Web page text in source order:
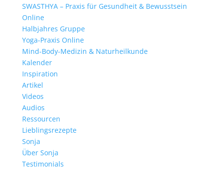
SWASTHYA – Praxis für Gesundheit & Bewusstsein
Online
Halbjahres Gruppe
Yoga-Praxis Online
Mind-Body-Medizin & Naturheilkunde
Kalender
Inspiration
Artikel
Videos
Audios
Ressourcen
Lieblingsrezepte
Sonja
Über Sonja
Testimonials